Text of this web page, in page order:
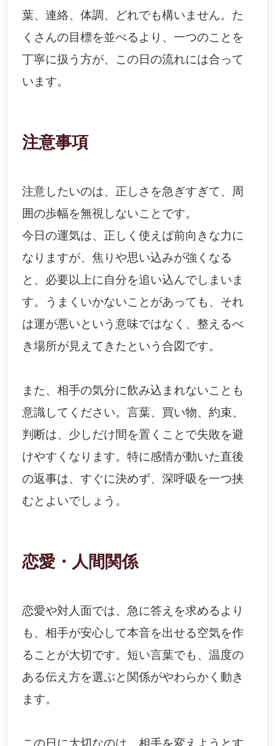
葉、連絡、体調、どれでも構いません。た
くさんの目標を並べるより、一つのことを
丁寧に扱う方が、この日の流れには合って
います。
注意事項
注意したいのは、正しさを急ぎすぎて、周
囲の歩幅を無視しないことです。
今日の運気は、正しく使えば前向きな力に
なりますが、焦りや思い込みが強くなる
と、必要以上に自分を追い込んでしまいま
す。うまくいかないことがあっても、それ
は運が悪いという意味ではなく、整えるべ
き場所が見えてきたという合図です。
また、相手の気分に飲み込まれないことも
意識してください。言葉、買い物、約束、
判断は、少しだけ間を置くことで失敗を避
けやすくなります。特に感情が動いた直後
の返事は、すぐに決めず、深呼吸を一つ挟
むとよいでしょう。
恋愛・人間関係
恋愛や対人面では、急に答えを求めるより
も、相手が安心して本音を出せる空気を作
ることが大切です。短い言葉でも、温度の
ある伝え方を選ぶと関係がやわらかく動き
ます。
この日に大切なのは、相手を変えようとす